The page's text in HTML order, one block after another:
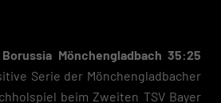
Mönchengladbach 35:25
Serie der Mönchengladbacher
beim Zweiten TSV Bayer